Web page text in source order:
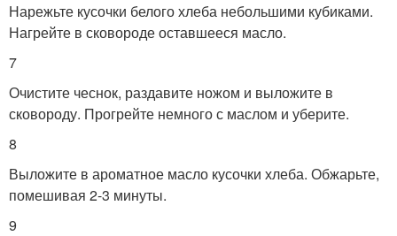
Нарежьте кусочки белого хлеба небольшими кубиками.
Нагрейте в сковороде оставшееся масло.
7
Очистите чеснок, раздавите ножом и выложите в
сковороду. Прогрейте немного с маслом и уберите.
8
Выложите в ароматное масло кусочки хлеба. Обжарьте,
помешивая 2-3 минуты.
9